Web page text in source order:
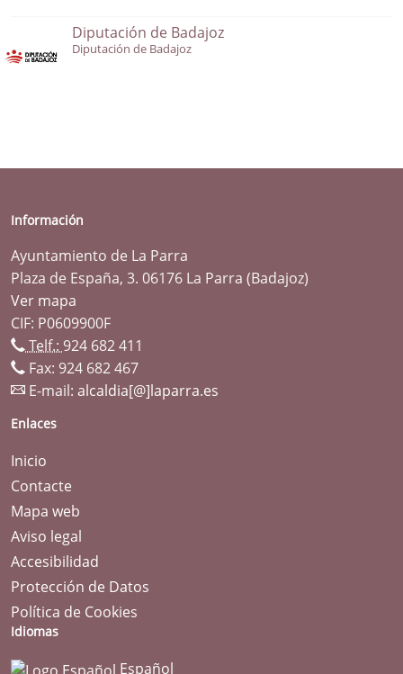
Diputación de Badajoz
Diputación de Badajoz
Información
Ayuntamiento de La Parra
Plaza de España, 3. 06176 La Parra (Badajoz)
Ver mapa
CIF: P0609900F
Telf.: 924 682 411
Fax: 924 682 467
E-mail: alcaldia[@]laparra.es
Enlaces
Inicio
Contacte
Mapa web
Aviso legal
Accesibilidad
Protección de Datos
Política de Cookies
Idiomas
Español